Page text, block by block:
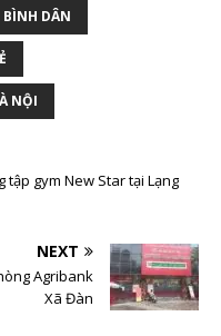
BÌNH DÂN
NỘI
gym New Star tại Lạng
NEXT
Agribank
Xã Đàn